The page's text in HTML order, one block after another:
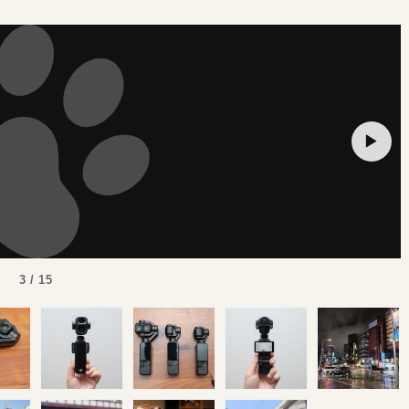
▶
3 / 15